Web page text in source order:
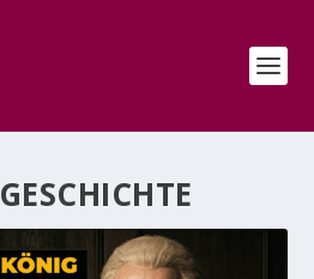
GESCHICHTE